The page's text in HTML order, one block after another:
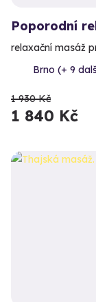
Poporodní
relaxační masáž
Brno (+ 9
1 930 Kč
1 840 Kč